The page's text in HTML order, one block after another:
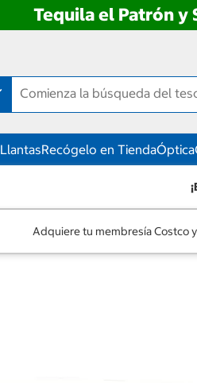
Tequila el Patrón y
LlantasRecógelo en TiendaÓptica
Adquiere tu membresía Costco